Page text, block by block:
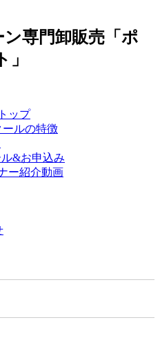
専門卸販売「ポ
ップ
ールの特徴
&お申込み
ー紹介動画